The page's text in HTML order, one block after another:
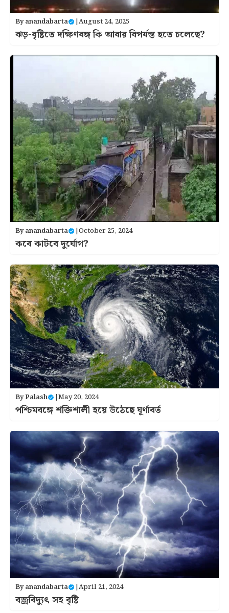
Byanandabarta |August 24, 2025
ঝড়-বৃষ্টিতে দক্ষিণবঙ্গ কি আবার বিপর্যস্ত হতে চলেছে?
Byanandabarta |October 25, 2024
কবে কাটবে দুর্যোগ?
ByPalash |May 20, 2024
পশ্চিমবঙ্গে শক্তিশালী হয়ে উঠেছে ঘূর্ণাবর্ত
Byanandabarta |April 21, 2024
বজ্রবিদ্যুৎ সহ বৃষ্টি